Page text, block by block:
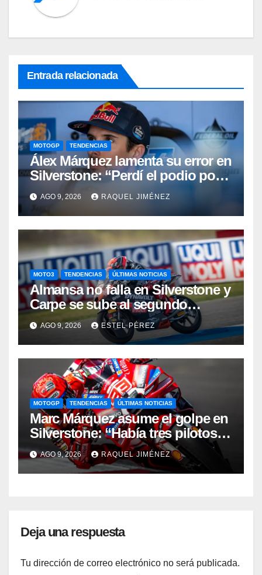
Entrada relacionada
MOTOGP TENDENCIAS
Álex Márquez lamenta su error en
Silverstone: “Perdí el podio por
un fallo inaceptable”
AGO 9, 2026 RAQUEL JIMÉNEZ
MOTO3 TENDENCIAS ÚLTIMAS NOTICIAS
Almansa no falla en Silverstone y
Carpe se sube al segundo
escalón del podio
AGO 9, 2026 ESTEL PÉREZ
MOTOGP TENDENCIAS ÚLTIMAS NOTICIAS
Marc Márquez asume el golpe en
Silverstone: “Había tres pilotos
por delante que lo hicieron
mejor”
AGO 9, 2026 RAQUEL JIMÉNEZ
Deja una respuesta
Tu dirección de correo electrónico no será publicada.